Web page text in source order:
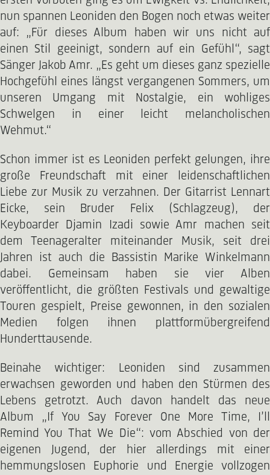
nun spannen Leoniden den Bogen noch etwas weiter
auf: „Für dieses Album haben wir uns nicht auf
einen Stil geeinigt, sondern auf ein Gefühl“, sagt
Sänger Jakob Amr. „Es geht um dieses ganz spezielle
Hochgefühl eines längst vergangenen Sommers, um
unseren Umgang mit Nostalgie, ein wohliges
Schwelgen in einer leicht melancholischen
Wehmut.“
Schon immer ist es Leoniden perfekt gelungen, ihre
große Freundschaft mit einer leidenschaftlichen
Liebe zur Musik zu verzahnen. Der Gitarrist Lennart
Eicke, sein Bruder Felix (Schlagzeug), der
Keyboarder Djamin Izadi sowie Amr machen seit
dem Teenageralter miteinander Musik, seit drei
Jahren ist auch die Bassistin Marike Winkelmann
dabei. Gemeinsam haben sie vier Alben
veröffentlicht, die größten Festivals und gewaltige
Touren gespielt, Preise gewonnen, in den sozialen
Medien folgen ihnen plattformübergreifend
Hunderttausende.
Beinahe wichtiger: Leoniden sind zusammen
erwachsen geworden und haben den Stürmen des
Lebens getrotzt. Auch davon handelt das neue
Album „If You Say Forever One More Time, I’ll
Remind You That We Die“: vom Abschied von der
eigenen Jugend, der hier allerdings mit einer
hemmungslosen Euphorie und Energie vollzogen